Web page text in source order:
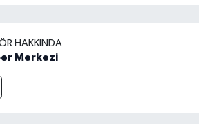
HAKKINDA
Merkezi